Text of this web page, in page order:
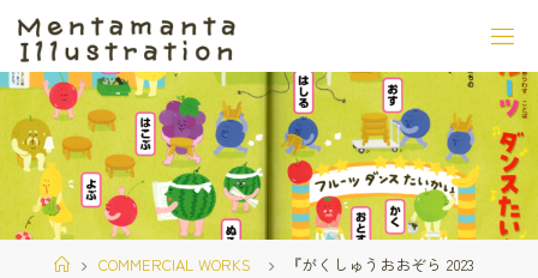
テ
ン
ツ
へ
キ
ホ
COMMERCIAL WORKS
『がくしゅうおおぞら 2023